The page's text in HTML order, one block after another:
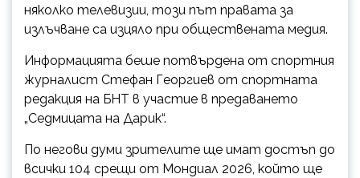
няколко телевизии, този път правата за
излъчване са изцяло при обществената медия.
Информацията беше потвърдена от спортния
журналист Стефан Георгиев от спортната
редакция на БНТ в участие в предаването
„Седмицата на Дарик“.
По негови думи зрителите ще имат достъп до
всички 104 срещи от Мондиал 2026, който ще